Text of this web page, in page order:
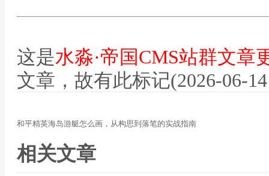
这是水淼·帝国CMS站群文章
文章，故有此标记(2026-06-
和平精英海岛游艇怎么画，从构思到落笔的实战指南
相关文章